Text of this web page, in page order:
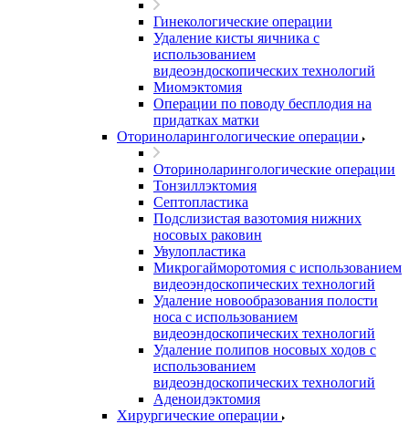
Гинекологические операции
Удаление кисты яичника с
использованием
видеоэндоскопических технологий
Миомэктомия
Операции по поводу бесплодия на
придатках матки
Оториноларингологические операции
Оториноларингологические операции
Тонзиллэктомия
Септопластика
Подслизистая вазотомия нижних
носовых раковин
Увулопластика
Микрогайморотомия с использованием
видеоэндоскопических технологий
Удаление новообразования полости
носа с использованием
видеоэндоскопических технологий
Удаление полипов носовых ходов с
использованием
видеоэндоскопических технологий
Аденоидэктомия
Хирургические операции